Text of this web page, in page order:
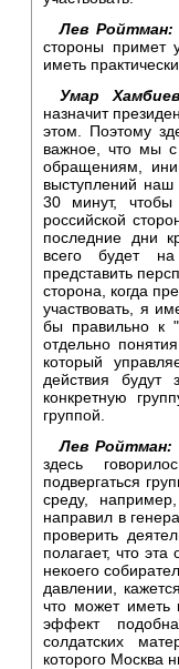
Лев Ройтман:
стороны примет
иметь
Умар
назначит
этом. Поэтому
важное, что мы с
обращениям,
выступлений наш
30 минут, чтобы
российской
последние дни
всего будет
представить
сторона, когда
участвовать, я
бы правильно к
отдельно
который
действия будут
конкретную
группой.
Лев Ройтман:
здесь
подвергаться
среду,
направил в
проверить
полагает, что
некоего
давлении,
что может иметь
эффект
солдатских
которого Москва